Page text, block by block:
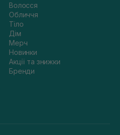
Волосся
Обличчя
Тіло
Дім
Мерч
Новинки
Акції та знижки
Бренди